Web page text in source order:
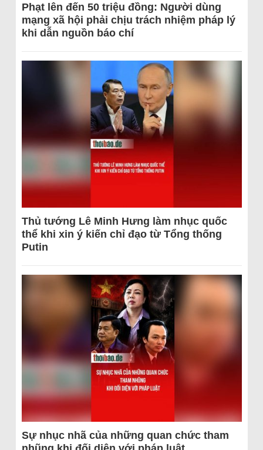
Phạt lên đến 50 triệu đồng: Người dùng
mạng xã hội phải chịu trách nhiệm pháp lý
khi dẫn nguồn báo chí
Thủ tướng Lê Minh Hưng làm nhục quốc
thể khi xin ý kiến chỉ đạo từ Tổng thống
Putin
Sự nhục nhã của những quan chức tham